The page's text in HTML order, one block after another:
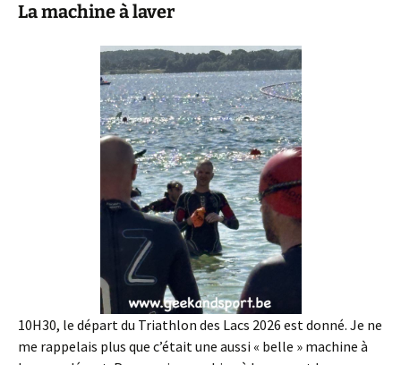
La machine à laver
10H30, le départ du Triathlon des Lacs 2026 est donné. Je ne
me rappelais plus que c’était une aussi « belle » machine à